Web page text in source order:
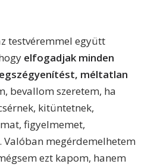
testvéremmel együtt
elfogadjak minden
méltatlan
bevallom szeretem, ha
kitüntetnek,
figyelmemet,
megérdemelhetem
ezt kapom, hanem